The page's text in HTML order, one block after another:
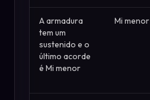
A armadura
tem um
sustenido e o
último acorde
é Mi menor
Mi menor